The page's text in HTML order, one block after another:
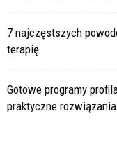
7 najczęstszych
terapię
Gotowe programy
praktyczne rozwiązania